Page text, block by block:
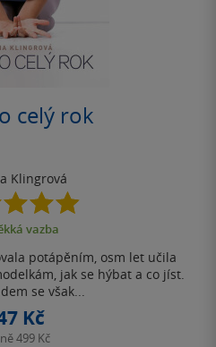
celý rok
Klingrová
4.9
z
5 vazba
potápěním, osm let učila
jak se hýbat a co jíst.
se však...
Kč
499 Kč